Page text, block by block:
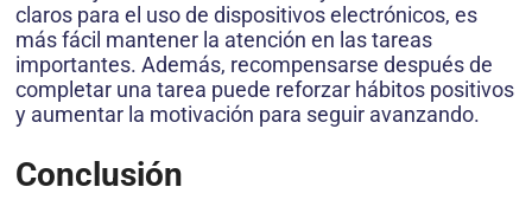
claros para el uso de dispositivos electrónicos, es
más fácil mantener la atención en las tareas
importantes. Además, recompensarse después de
completar una tarea puede reforzar hábitos positivos
y aumentar la motivación para seguir avanzando.
Conclusión